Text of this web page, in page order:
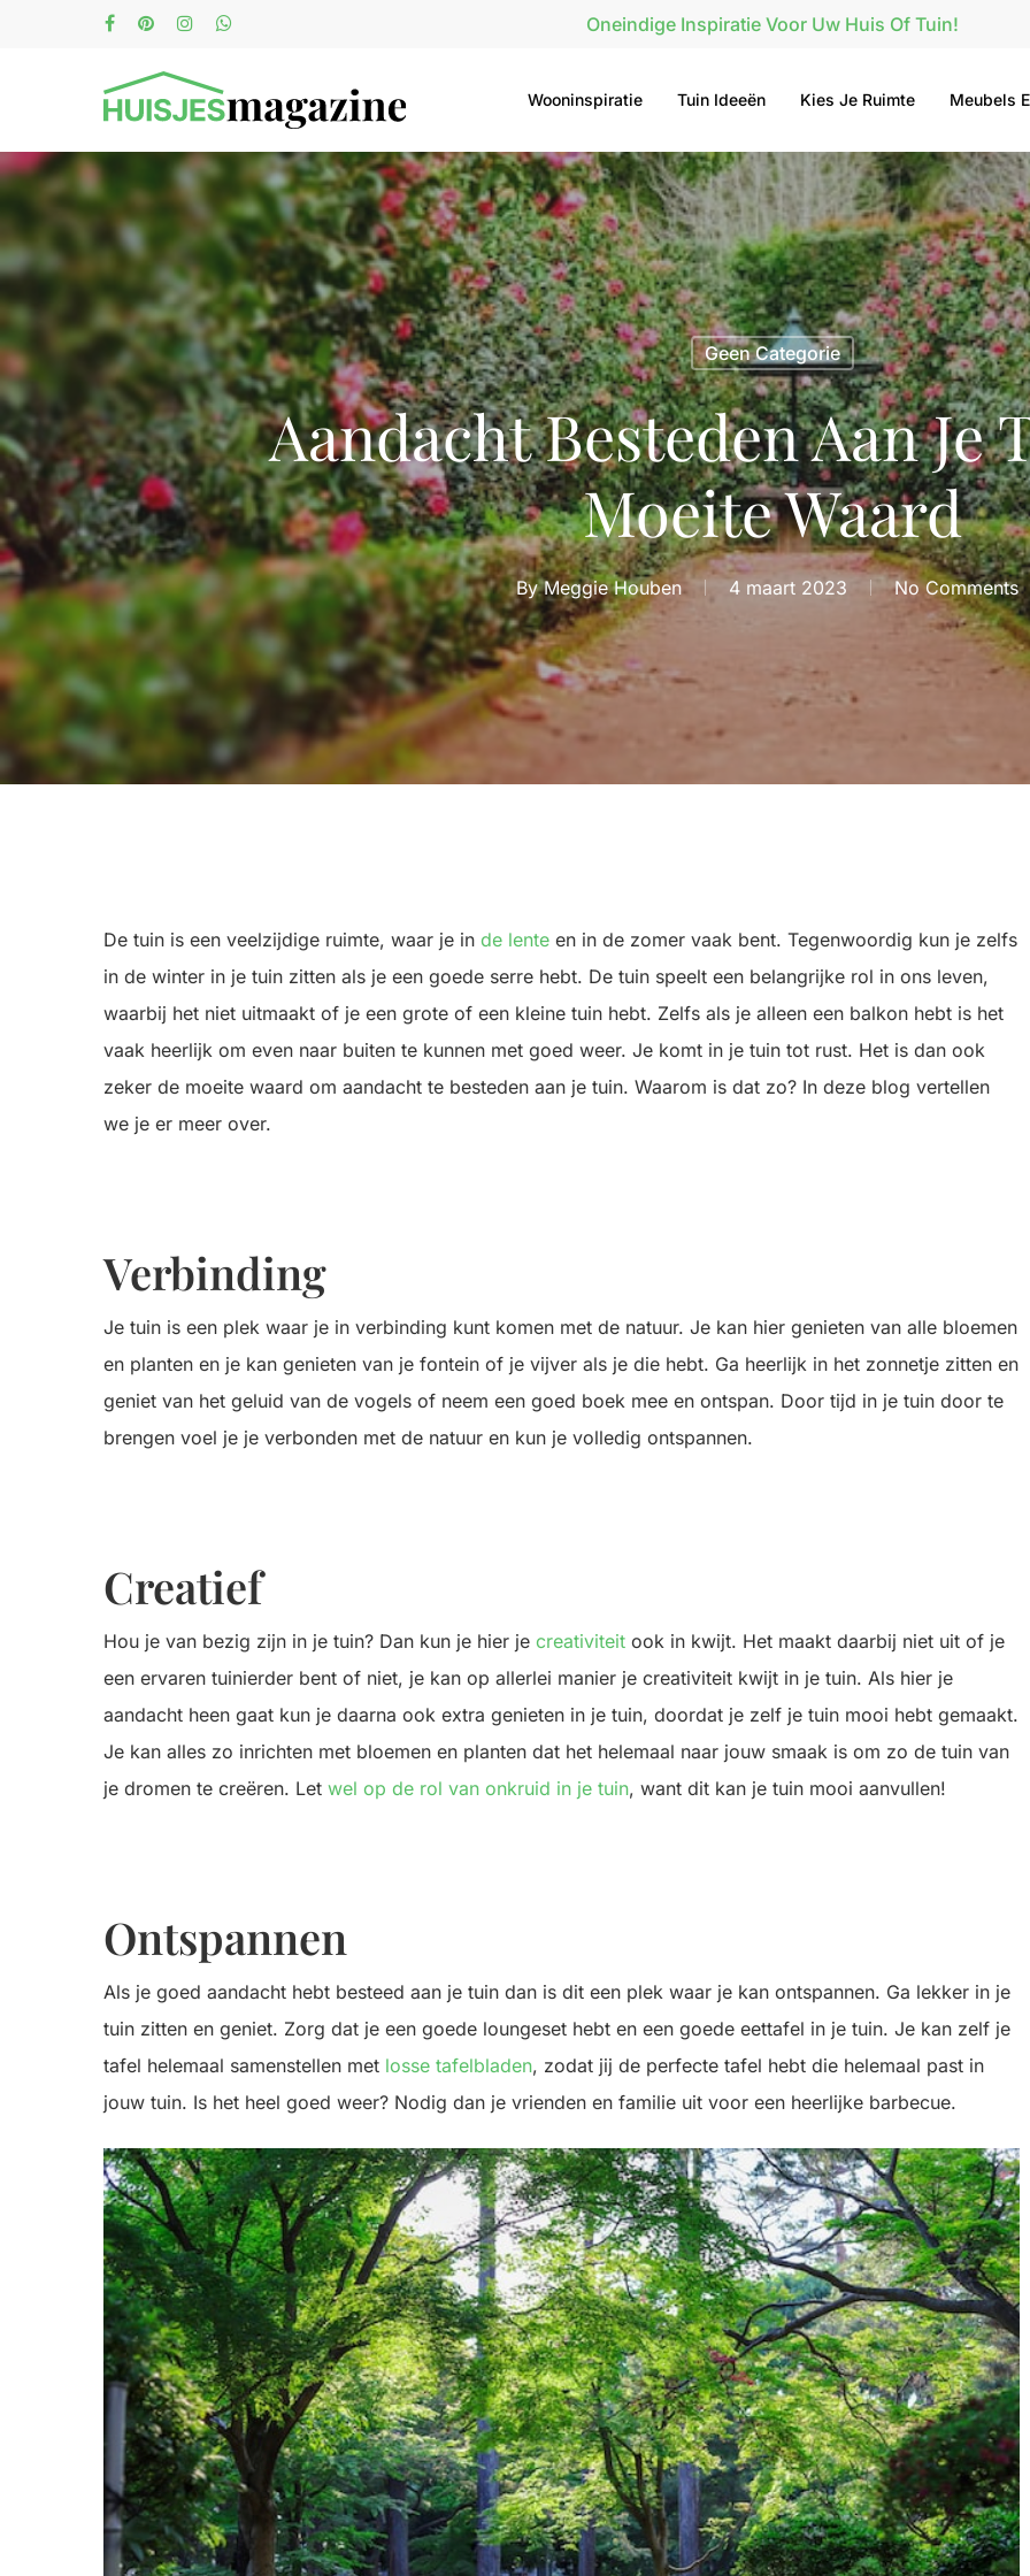
Oneindige Inspiratie Voor Uw Huis Of Tuin!
Wooninspiratie Tuin Ideeën Kies Je Ruimte Meubels
Geen Categorie
Aandacht Besteden Aan Je
Moeite Waard
ByMeggie Houben 4 maart 2023 No Comments
De tuin is een veelzijdige ruimte, waar je in de lente en in de zomer vaak bent. Tegenwoordig kun je zelfs
in de winter in je tuin zitten als je een goede serre hebt. De tuin speelt een belangrijke rol in ons leven,
waarbij het niet uitmaakt of je een grote of een kleine tuin hebt. Zelfs als je alleen een balkon hebt is het
vaak heerlijk om even naar buiten te kunnen met goed weer. Je komt in je tuin tot rust. Het is dan ook
zeker de moeite waard om aandacht te besteden aan je tuin. Waarom is dat zo? In deze blog vertellen
we je er meer over.
Verbinding
Je tuin is een plek waar je in verbinding kunt komen met de natuur. Je kan hier genieten van alle bloemen
en planten en je kan genieten van je fontein of je vijver als je die hebt. Ga heerlijk in het zonnetje zitten en
geniet van het geluid van de vogels of neem een goed boek mee en ontspan. Door tijd in je tuin door te
brengen voel je je verbonden met de natuur en kun je volledig ontspannen.
Creatief
Hou je van bezig zijn in je tuin? Dan kun je hier je creativiteit ook in kwijt. Het maakt daarbij niet uit of je
een ervaren tuinierder bent of niet, je kan op allerlei manier je creativiteit kwijt in je tuin. Als hier je
aandacht heen gaat kun je daarna ook extra genieten in je tuin, doordat je zelf je tuin mooi hebt gemaakt.
Je kan alles zo inrichten met bloemen en planten dat het helemaal naar jouw smaak is om zo de tuin van
je dromen te creëren. Let wel op de rol van onkruid in je tuin, want dit kan je tuin mooi aanvullen!
Ontspannen
Als je goed aandacht hebt besteed aan je tuin dan is dit een plek waar je kan ontspannen. Ga lekker in je
tuin zitten en geniet. Zorg dat je een goede loungeset hebt en een goede eettafel in je tuin. Je kan zelf je
tafel helemaal samenstellen met losse tafelbladen, zodat jij de perfecte tafel hebt die helemaal past in
jouw tuin. Is het heel goed weer? Nodig dan je vrienden en familie uit voor een heerlijke barbecue.